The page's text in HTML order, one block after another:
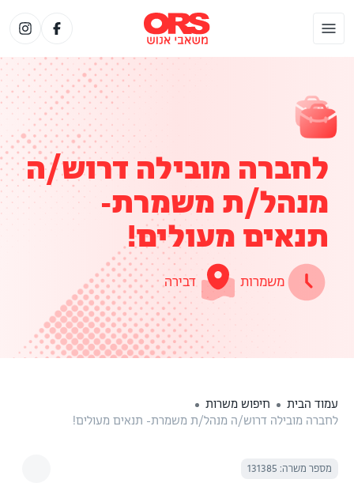
לחברה מובילה דרוש/ה
מנהל/ת משמרת-
תנאים מעולים!
משמרות דבירה
עמוד הבית
חיפוש משרות
לחברה מובילה דרוש/ה מנהל/ת משמרת- תנאים מעולים!
מספר משרה: 131385